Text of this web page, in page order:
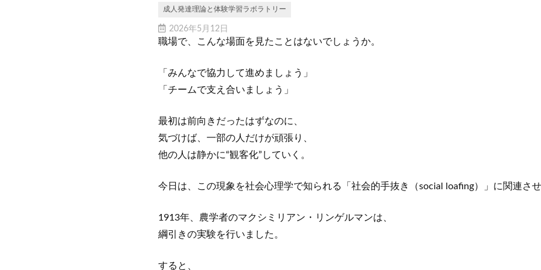
成人発達理論と体験学習ラボラトリー
2026年5月12日
職場で、こんな場面を見たことはないでしょうか。
「みんなで協力して進めましょう」
「チームで支え合いましょう」
最初は前向きだったはずなのに、
気づけば、一部の人だけが頑張り、
他の人は静かに“観客化”していく。
今日は、この現象を社会心理学で知られる「社会的手抜き（social loafing）」に関連させ
1913年、農学者のマクシミリアン・リンゲルマンは、
綱引きの実験を行いました。
すると、